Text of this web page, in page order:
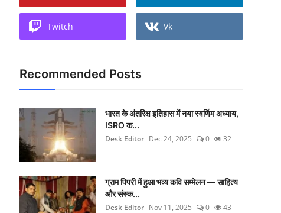
Twitch Vk
Recommended Posts
भारत के अंतरिक्ष इतिहास में नया स्वर्णिम अध्याय,
ISRO क...
Desk Editor Dec 24, 2025 0 32
ग्राम पिपरी में हुआ भव्य कवि सम्मेलन — साहित्य
और संस्क...
Desk Editor Nov 11, 2025 0 43